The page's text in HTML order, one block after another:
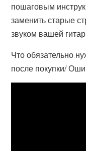
пошаговым
заменить старые
звуком вашей
Что обязательно
после покупки/